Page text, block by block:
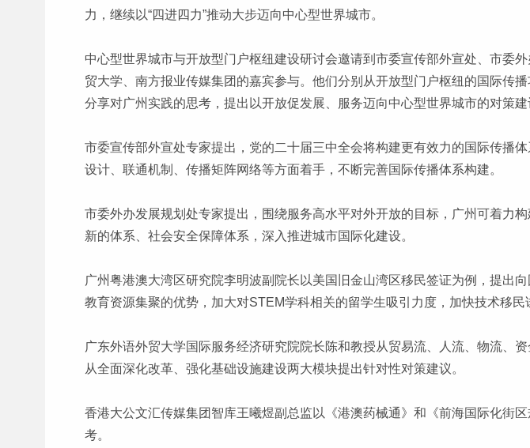
力，继续以“四进四力”推动大步迈向中心型世界城市。
中心型世界城市与开放型门户枢纽建设研讨会邀请到市委宣传部外宣处、市委
贸大学、南方报业传媒集团的嘉宾参与。他们分别从开放型门户枢纽的国际传
分享对广州实践的思考，提出以开放促发展、服务迈向中心型世界城市的对策建
市委宣传部外宣处专家提出，党的二十届三中全会将构建更有效力的国际传播
设计、联通机制、传播矩阵网络等方面着手，不断完善国际传播体系构建。
市委外办发展规划处专家提出，围绕服务高水平对外开放的目标，广州可着力
新的体系、社会安全保障体系，深入推进城市国际化建设。
广州粤港澳大湾区研究院李明波副院长以美国旧金山湾区移民签证为例，提出
教育资源集聚的优势，加大对STEM学科相关的留学生吸引力度，加快技术移民
广东外语外贸大学国际服务经济研究院院长陈和教授从贸易流、人流、物流、
从全面深化改革、强化基础设施建设两大模块提出针对性对策建议。
香港大公文汇传媒集团智库王曦煜副总监以《港澳药械通》和《前海国际化街
考。